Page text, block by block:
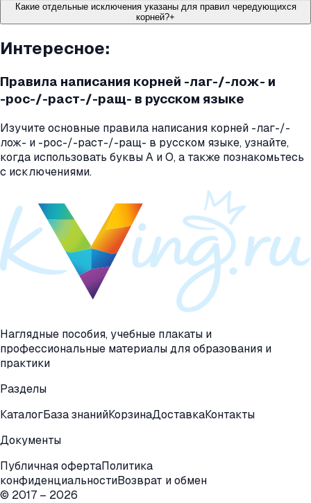
Какие отдельные исключения указаны для правил чередующихся
корней?+
Интересное:
Правила написания корней -лаг-/-лож- и
-рос-/-раст-/-ращ- в русском языке
Изучите основные правила написания корней -лаг-/-
лож- и -рос-/-раст-/-ращ- в русском языке, узнайте,
когда использовать буквы А и О, а также познакомьтесь
с исключениями.
Наглядные пособия, учебные плакаты и
профессиональные материалы для образования и
практики
Разделы
КаталогБаза знанийКорзинаДоставкаКонтакты
Документы
Публичная офертаПолитика
конфиденциальностиВозврат и обмен
© 2017 – 2026